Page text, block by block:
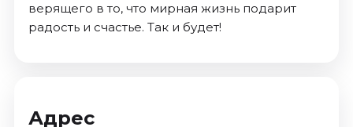
верящего в то, что мирная жизнь подарит
радость и счастье. Так и будет!
Адрес